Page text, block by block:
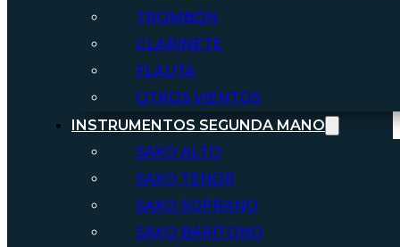
TROMBÓN
CLARINETE
FLAUTA
OTROS VIENTOS
INSTRUMENTOS SEGUNDA MANO
SAXO ALTO
SAXO TENOR
SAXO SOPRANO
SAXO BARÍTONO